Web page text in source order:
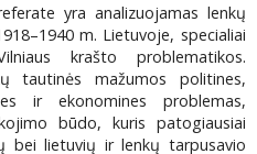
yra analizuojamas lenkų
m. Lietuvoje, specialiai
krašto problematikos.
tautinės mažumos politines,
ir ekonomines problemas,
būdo, kuris patogiausiai
bei lietuvių ir lenkų tarpusavio